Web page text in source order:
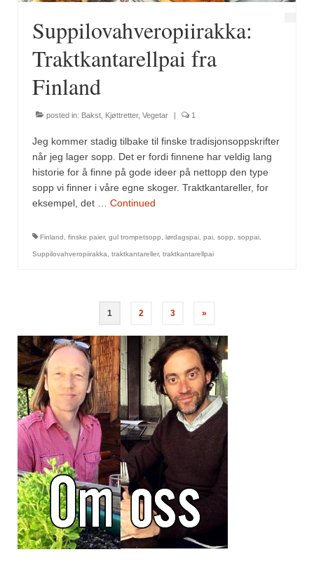
Suppilovahveropiirakka:
Traktkantarellpai fra
Finland
posted in: Bakst Kjøttretter, Vegetar | 1
Jeg kommer stadig tilbake til finske tradisjonsoppskrifter
når jeg lager sopp. Det er fordi finnene har veldig lang
historie for å finne på gode ideer på nettopp den type
sopp vi finner i våre egne skoger. Traktkantareller, for
eksempel, det … Continued
Finland finske paier, gul trompetsopp lørdagspai pai sopp soppai
Suppilovahveropiirakka traktkantareller, traktkantarellpai
1 2 3 »